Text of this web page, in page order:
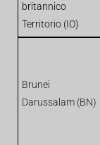
britannico
Territorio (IO)
Brunei
Darussalam (BN)